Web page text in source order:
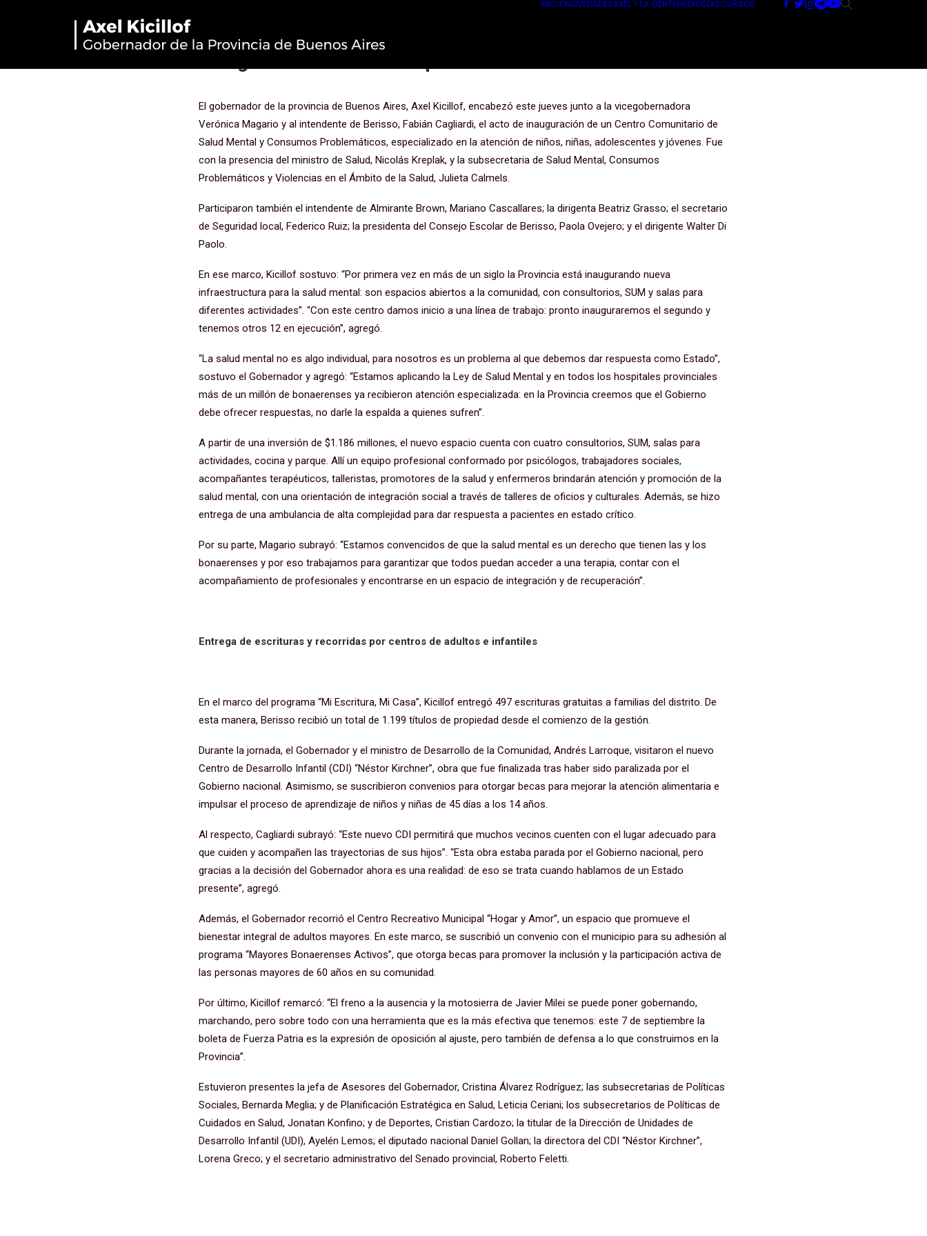
INICIONOVEDADESAXEL Y LA GENTEMEDIOSDISCURSOS
“Por primera vez en más de 100 años la Provincia
El gobernador de la provincia de Buenos Aires, Axel Kicillof, encabezó este jueves junto a la vicegobernadora
Verónica Magario y al intendente de Berisso, Fabián Cagliardi, el acto de inauguración de un Centro Comunitario de
Salud Mental y Consumos Problemáticos, especializado en la atención de niños, niñas, adolescentes y jóvenes. Fue
con la presencia del ministro de Salud, Nicolás Kreplak, y la subsecretaria de Salud Mental, Consumos
Problemáticos y Violencias en el Ámbito de la Salud, Julieta Calmels.
Participaron también el intendente de Almirante Brown, Mariano Cascallares; la dirigenta Beatriz Grasso; el secretario
de Seguridad local, Federico Ruiz; la presidenta del Consejo Escolar de Berisso, Paola Ovejero; y el dirigente Walter Di
Paolo.
En ese marco, Kicillof sostuvo: “Por primera vez en más de un siglo la Provincia está inaugurando nueva
infraestructura para la salud mental: son espacios abiertos a la comunidad, con consultorios, SUM y salas para
diferentes actividades”. “Con este centro damos inicio a una línea de trabajo: pronto inauguraremos el segundo y
tenemos otros 12 en ejecución”, agregó.
“La salud mental no es algo individual, para nosotros es un problema al que debemos dar respuesta como Estado”,
sostuvo el Gobernador y agregó: “Estamos aplicando la Ley de Salud Mental y en todos los hospitales provinciales
más de un millón de bonaerenses ya recibieron atención especializada: en la Provincia creemos que el Gobierno
debe ofrecer respuestas, no darle la espalda a quienes sufren”.
A partir de una inversión de $1.186 millones, el nuevo espacio cuenta con cuatro consultorios, SUM, salas para
actividades, cocina y parque. Allí un equipo profesional conformado por psicólogos, trabajadores sociales,
acompañantes terapéuticos, talleristas, promotores de la salud y enfermeros brindarán atención y promoción de la
salud mental, con una orientación de integración social a través de talleres de oficios y culturales. Además, se hizo
entrega de una ambulancia de alta complejidad para dar respuesta a pacientes en estado crítico.
Por su parte, Magario subrayó: “Estamos convencidos de que la salud mental es un derecho que tienen las y los
bonaerenses y por eso trabajamos para garantizar que todos puedan acceder a una terapia, contar con el
acompañamiento de profesionales y encontrarse en un espacio de integración y de recuperación”.
Entrega de escrituras y recorridas por centros de adultos e infantiles
En el marco del programa “Mi Escritura, Mi Casa”, Kicillof entregó 497 escrituras gratuitas a familias del distrito. De
esta manera, Berisso recibió un total de 1.199 títulos de propiedad desde el comienzo de la gestión.
Durante la jornada, el Gobernador y el ministro de Desarrollo de la Comunidad, Andrés Larroque, visitaron el nuevo
Centro de Desarrollo Infantil (CDI) “Néstor Kirchner”, obra que fue finalizada tras haber sido paralizada por el
Gobierno nacional. Asimismo, se suscribieron convenios para otorgar becas para mejorar la atención alimentaria e
impulsar el proceso de aprendizaje de niños y niñas de 45 días a los 14 años.
Al respecto, Cagliardi subrayó: “Este nuevo CDI permitirá que muchos vecinos cuenten con el lugar adecuado para
que cuiden y acompañen las trayectorias de sus hijos”. “Esta obra estaba parada por el Gobierno nacional, pero
gracias a la decisión del Gobernador ahora es una realidad: de eso se trata cuando hablamos de un Estado
presente”, agregó.
Además, el Gobernador recorrió el Centro Recreativo Municipal “Hogar y Amor”, un espacio que promueve el
bienestar integral de adultos mayores. En este marco, se suscribió un convenio con el municipio para su adhesión al
programa “Mayores Bonaerenses Activos”, que otorga becas para promover la inclusión y la participación activa de
las personas mayores de 60 años en su comunidad.
Por último, Kicillof remarcó: “El freno a la ausencia y la motosierra de Javier Milei se puede poner gobernando,
marchando, pero sobre todo con una herramienta que es la más efectiva que tenemos: este 7 de septiembre la
boleta de Fuerza Patria es la expresión de oposición al ajuste, pero también de defensa a lo que construimos en la
Provincia”.
Estuvieron presentes la jefa de Asesores del Gobernador, Cristina Álvarez Rodríguez; las subsecretarias de Políticas
Sociales, Bernarda Meglia; y de Planificación Estratégica en Salud, Leticia Ceriani; los subsecretarios de Políticas de
Cuidados en Salud, Jonatan Konfino; y de Deportes, Cristian Cardozo; la titular de la Dirección de Unidades de
Desarrollo Infantil (UDI), Ayelén Lemos; el diputado nacional Daniel Gollan; la directora del CDI “Néstor Kirchner”,
Lorena Greco; y el secretario administrativo del Senado provincial, Roberto Feletti.